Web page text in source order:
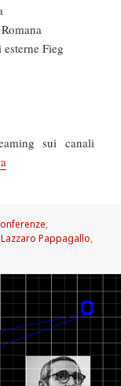
Fieg
sui canali
,
Lazzaro Pappagallo,